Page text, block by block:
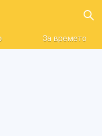
За времето